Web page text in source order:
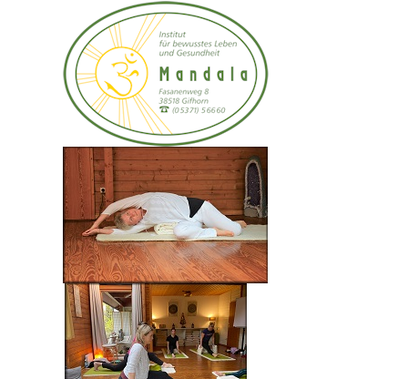
Mit Ayurveda und Yoga durch das
Jahr - Termin Übersicht